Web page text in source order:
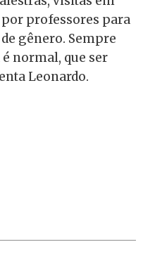
por professores para
gênero. Sempre
normal, que ser
Leonardo.